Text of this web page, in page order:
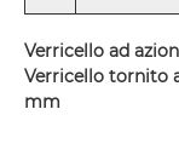
Verricello ad
Verricello tornito
mm